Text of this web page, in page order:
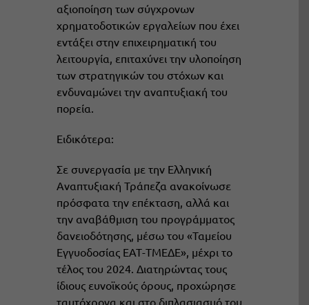
αξιοποίηση των σύγχρονων
χρηματοδοτικών εργαλείων που έχει
εντάξει στην επιχειρηματική του
λειτουργία, επιταχύνει την υλοποίηση
των στρατηγικών του στόχων και
ενδυναμώνει την αναπτυξιακή του
πορεία.
Ειδικότερα:
Σε συνεργασία με την Ελληνική
Αναπτυξιακή Τράπεζα ανακοίνωσε
πρόσφατα την επέκταση, αλλά και
την αναβάθμιση του προγράμματος
δανειοδότησης, μέσω του «Ταμείου
Εγγυοδοσίας ΕΑΤ-ΤΜΕΔΕ», μέχρι το
τέλος του 2024. Διατηρώντας τους
ίδιους ευνοϊκούς όρους, προχώρησε
ταυτόχρονα και στο διπλασιασμό του